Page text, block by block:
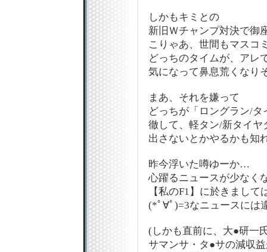
しかもキミとの
新旧Ｗチャンプ対決で御
こりゃあ、世間もマスコ
どっちのタイムが、アレ
気になって鼻息荒くなり
まあ、それを嫌って
どっちが「ロングラン/タ
徹して、軽タン/新タイヤ
出さないとかやるかも知
昨今浮いた噂ゆーか…
心躍るニュースが少なく
【私のF1】に於きまして
(*ﾟ∀ﾟ)=3なニュースには
(しかも直前に、大●研一
サマンサ・タ●サの減収